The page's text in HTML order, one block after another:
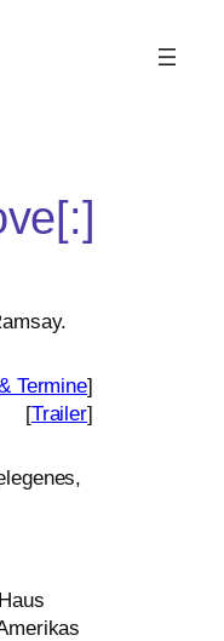
Termine]
[Trailer]